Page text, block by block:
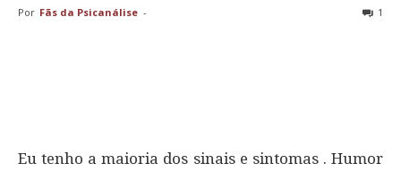
Por Fãs da Psicanálise - 1
Eu tenho a maioria dos sinais e sintomas . Humor